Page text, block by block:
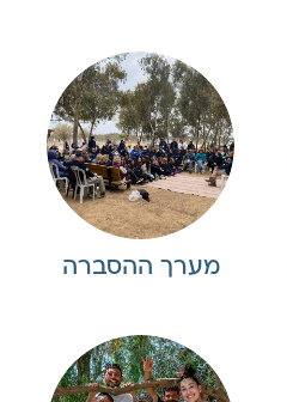
מערך ההסברה